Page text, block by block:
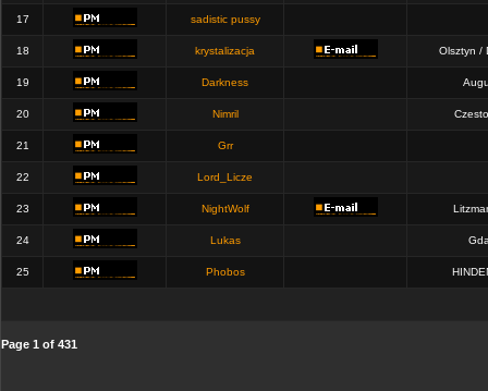
17 sadistic pussy
18 krystalizacja Olsztyn /
19 Darkness
20 Nimril
21 Grr
22 Lord_Licze
23 NightWolf
24 Lukas
25 Phobos
Page 1 of 431